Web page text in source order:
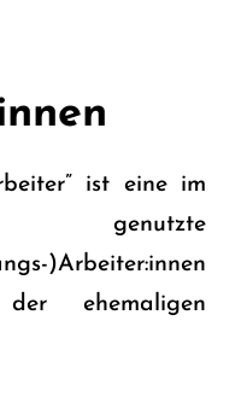
ist eine im
genutzte
)Arbeiter:innen
ehemaligen